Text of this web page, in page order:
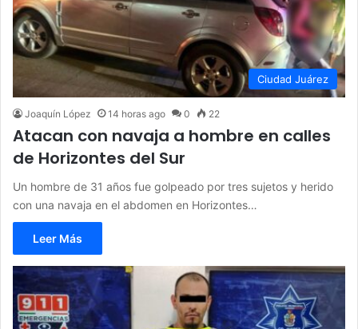
Ciudad Juárez
Joaquín López 14 horas ago 0 22
Atacan con navaja a hombre en calles
de Horizontes del Sur
Un hombre de 31 años fue golpeado por tres sujetos y herido
con una navaja en el abdomen en Horizontes…
Leer Más